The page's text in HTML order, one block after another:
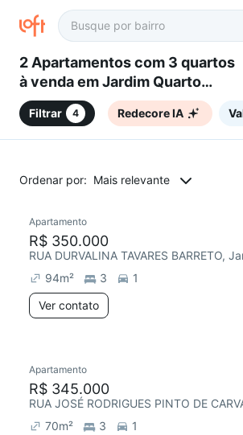
2 Apartamentos com 3 quartos
à venda em Jardim Quarto
Centenário, Campinas, SP
Filtrar 4 Redecore IA
Ordenar por: Mais relevante
Apartamento
R$ 350.000
94m² 3
1
Ver contato
Redecorar
Apartamento
R$ 345.000
70m² 3
1